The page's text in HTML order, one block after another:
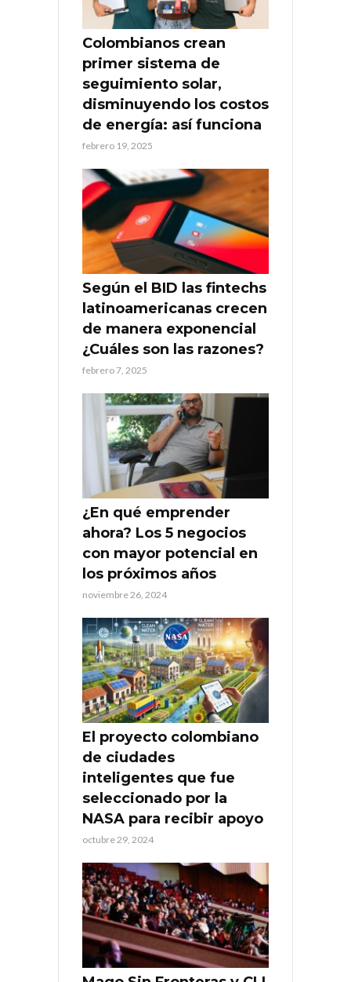
Colombianos crean
primer sistema de
seguimiento solar,
disminuyendo los costos
de energía: así funciona
febrero 19, 2025
Según el BID las fintechs
latinoamericanas crecen
de manera exponencial
¿Cuáles son las razones?
febrero 7, 2025
¿En qué emprender
ahora? Los 5 negocios
con mayor potencial en
los próximos años
noviembre 26, 2024
El proyecto colombiano
de ciudades
inteligentes que fue
seleccionado por la
NASA para recibir apoyo
octubre 29, 2024